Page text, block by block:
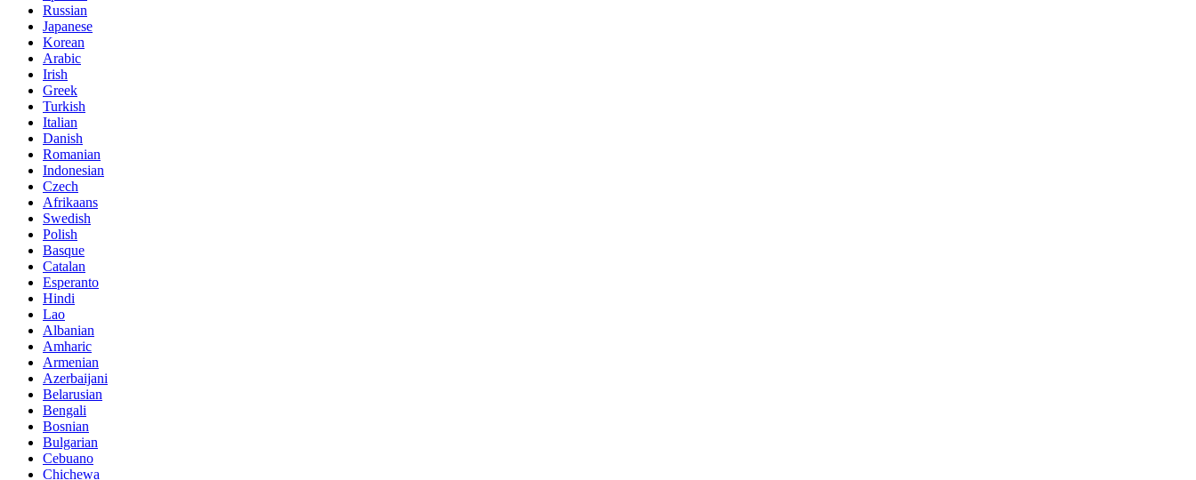
Russian
Japanese
Korean
Arabic
Irish
Greek
Turkish
Italian
Danish
Romanian
Indonesian
Czech
Afrikaans
Swedish
Polish
Basque
Catalan
Esperanto
Hindi
Lao
Albanian
Amharic
Armenian
Azerbaijani
Belarusian
Bengali
Bosnian
Bulgarian
Cebuano
Chichewa